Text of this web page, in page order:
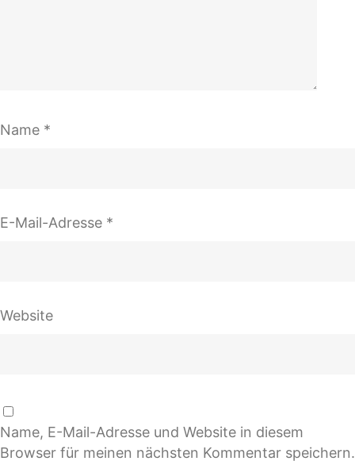
Name *
E-Mail-Adresse *
Website
Name, E-Mail-Adresse und Website in diesem
Browser für meinen nächsten Kommentar speichern.